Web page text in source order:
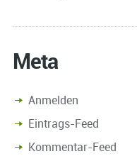
Meta
Anmelden
Eintrags-Feed
Kommentar-Feed